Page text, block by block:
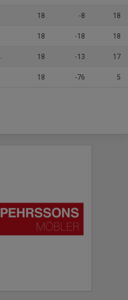
18 -8 18
18 -18 18
18 -13 17
18 -76 5